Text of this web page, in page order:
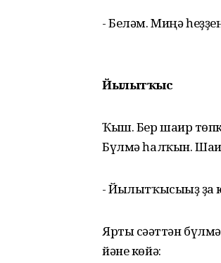
- Беләм. Миңә
Йылытҡыс
Ҡыш. Бер шағир
Бүлмә һалҡын.
- Йылытҡысығыҙ ҙа
Ярты сәғәттән
йәне көйә: